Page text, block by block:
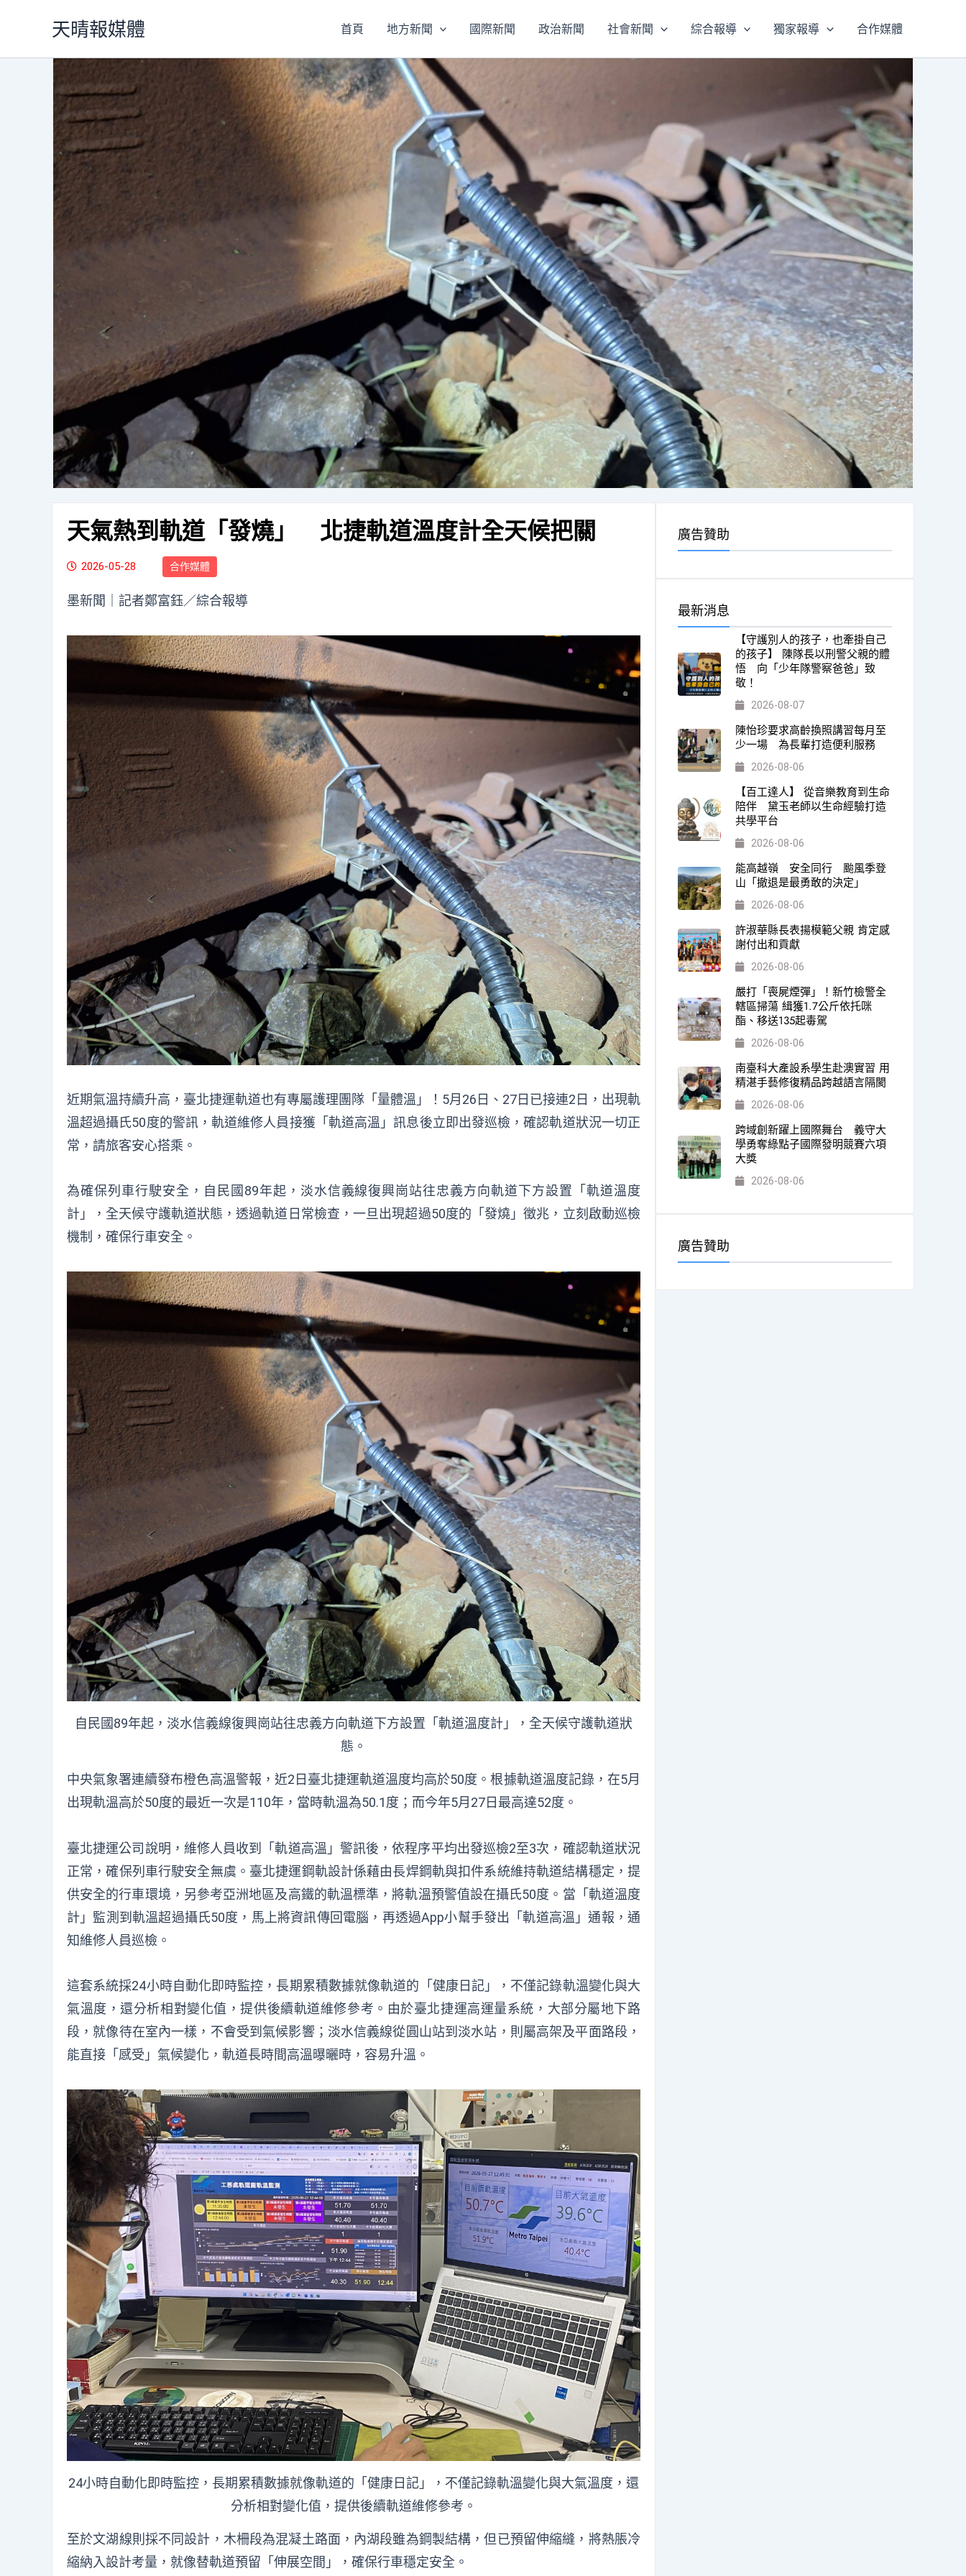
天晴報媒體 首頁 地方新聞 國際新聞 政治新聞 社會新聞 綜合報導 獨家報導 合作媒體
天氣熱到軌道「發燒」 北捷軌道溫度計全天候把關
2026-05-28 合作媒體
墨新聞 ｜記者鄭富鈺／綜合報導
近期氣溫持續升高，臺北捷運軌道也有專屬護理團隊「量體溫」！5月26日、27日已接連2日，出現軌
溫超過攝氏50度的警訊，軌道維修人員接獲「軌道高溫」訊息後立即出發巡檢，確認軌道狀況一切正
常，請旅客安心搭乘。
為確保列車行駛安全，自民國89年起，淡水信義線復興崗站往忠義方向軌道下方設置「軌道溫度
計」，全天候守護軌道狀態，透過軌道日常檢查，一旦出現超過50度的「發燒」徵兆，立刻啟動巡檢
機制，確保行車安全。
自民國89年起，淡水信義線復興崗站往忠義方向軌道下方設置「軌道溫度計」，全天候守護軌道狀
態。
中央氣象署連續發布橙色高溫警報，近2日臺北捷運軌道溫度均高於50度。根據軌道溫度記錄，在5月
出現軌溫高於50度的最近一次是110年，當時軌溫為50.1度；而今年5月27日最高達52度。
臺北捷運公司說明，維修人員收到「軌道高溫」警訊後，依程序平均出發巡檢2至3次，確認軌道狀況
正常，確保列車行駛安全無虞。臺北捷運鋼軌設計係藉由長焊鋼軌與扣件系統維持軌道結構穩定，提
供安全的行車環境，另參考亞洲地區及高鐵的軌溫標準，將軌溫預警值設在攝氏50度。當「軌道溫度
計」監測到軌溫超過攝氏50度，馬上將資訊傳回電腦，再透過App小幫手發出「軌道高溫」通報，通
知維修人員巡檢。
這套系統採24小時自動化即時監控，長期累積數據就像軌道的「健康日記」，不僅記錄軌溫變化與大
氣溫度，還分析相對變化值，提供後續軌道維修參考。由於臺北捷運高運量系統，大部分屬地下路
段，就像待在室內一樣，不會受到氣候影響；淡水信義線從圓山站到淡水站，則屬高架及平面路段，
能直接「感受」氣候變化，軌道長時間高溫曝曬時，容易升溫。
24小時自動化即時監控，長期累積數據就像軌道的「健康日記」，不僅記錄軌溫變化與大氣溫度，還
分析相對變化值，提供後續軌道維修參考。
至於文湖線則採不同設計，木柵段為混凝土路面，內湖段雖為鋼製結構，但已預留伸縮縫，將熱脹冷
縮納入設計考量，就像替軌道預留「伸展空間」，確保行車穩定安全。
廣告贊助
最新消息
【守護別人的孩子，也牽掛自己
的孩子】 陳隊長以刑警父親的體
悟 向「少年隊警察爸爸」致
敬！
2026-08-07
陳怡珍要求高齡換照講習每月至
少一場 為長輩打造便利服務
2026-08-06
【百工達人】 從音樂教育到生命
陪伴 黛玉老師以生命經驗打造
共學平台
2026-08-06
能高越嶺 安全同行 颱風季登
山「撤退是最勇敢的決定」
2026-08-06
許淑華縣長表揚模範父親 肯定感
謝付出和貢獻
2026-08-06
嚴打「喪屍煙彈」！新竹檢警全
轄區掃蕩 緝獲1.7公斤依托咪
酯、移送135起毒駕
2026-08-06
南臺科大產設系學生赴澳實習 用
精湛手藝修復精品跨越語言隔閡
2026-08-06
跨域創新躍上國際舞台 義守大
學勇奪綠點子國際發明競賽六項
大獎
2026-08-06
廣告贊助